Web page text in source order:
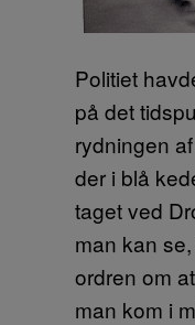
Politiet
på det
rydningen
der i blå
taget ved
man kan
ordren om
man kom i